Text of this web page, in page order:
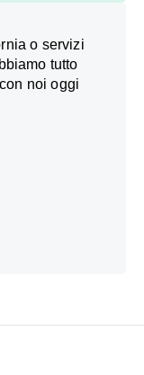
o servizi
tutto
noi oggi